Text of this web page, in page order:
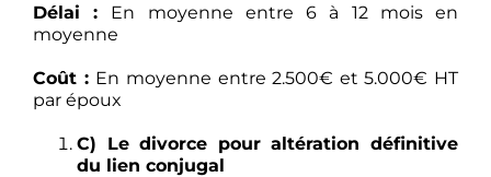
Délai : En moyenne entre 6 à 12 mois en
moyenne
Coût : En moyenne entre 2.500€ et 5.000€ HT
par époux
C) Le divorce pour altération définitive
du lien conjugal